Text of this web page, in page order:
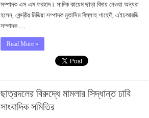
সম্পাদক এস এম ফরহাদ। সাদিক কায়েম ছাড়া বিদায় নেওয়া অন্যরা
হলেন, কেন্দ্রীয় মিডিয়া সম্পাদক মুতাসিম বিল্লাহ শাহেদী, এইচআরডি
সম্পাদক …
Read More »
ছাত্রদলের বিরুদ্ধে মামলার সিদ্ধান্ত ঢাবি
সাংবাদিক সমিতির